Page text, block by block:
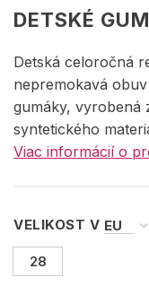
DETSKÉ
Detská celoročná
nepremokavá
gumáky, vyrobená
syntetického
Viac informácií o
VELIKOST V
28